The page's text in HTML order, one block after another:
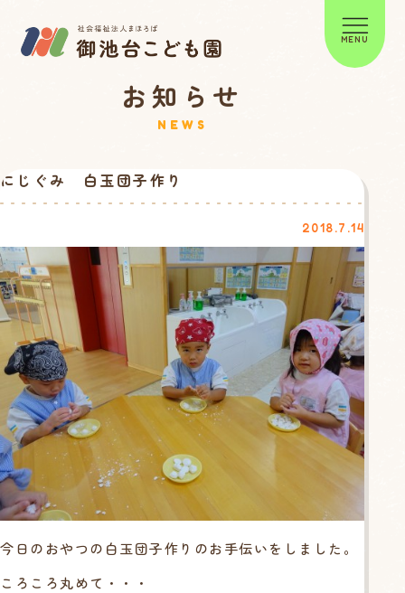
MENU
お知らせ
NEWS
にじぐみ 白玉団子作り
2018.7.14
今日のおやつの白玉団子作りのお手伝いをしました。
ころころ丸めて・・・